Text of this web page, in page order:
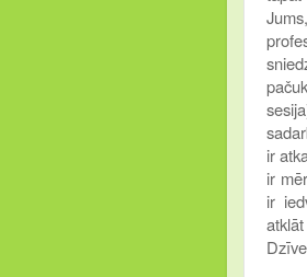
ir
ir
ir